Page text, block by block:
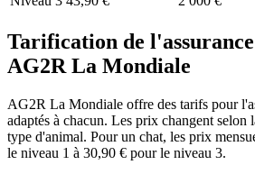
Tarification de
AG2R La Mondiale
AG2R La Mondiale offre des tarifs pour
adaptés à chacun. Les prix changent selon
type d'animal. Pour un chat, les prix
le niveau 1 à 30,90 € pour le niveau 3.